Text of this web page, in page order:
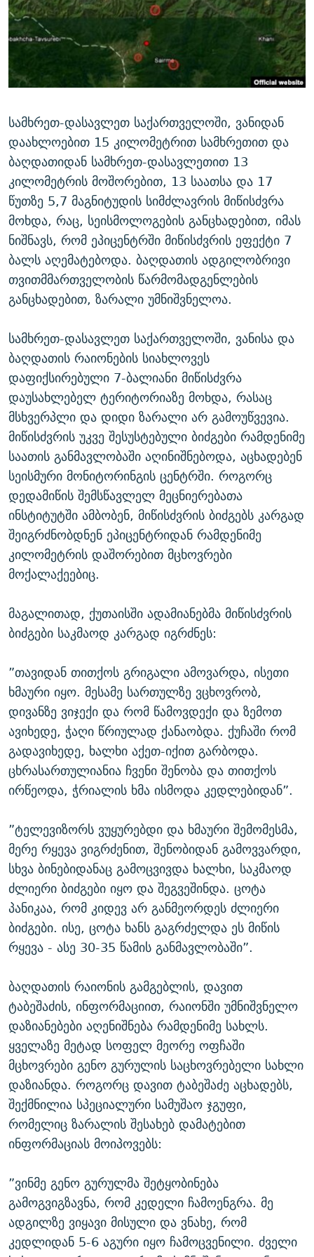
ᲛᲝᲚᲐᲞᲐᲠᲐᲙᲔ ᲢᲔᲥᲡᲢᲔᲑᲘ
ᲨᲘᲜ - ᲣᲪᲮᲝᲔᲗᲨᲘ
ᲚᲘᲢᲔᲠᲐᲢᲣᲠᲣᲚᲘ ᲬᲐᲮᲜᲐᲒᲔᲑᲘ
ᲐᲛᲔᲠᲘᲙᲣᲚᲘ ᲛᲝᲗᲮᲠᲝᲑᲐ
ᲘᲛᲞᲔᲠᲘᲐ ᲓᲐ ᲠᲐᲓᲘᲝ
ᲩᲔᲛᲘ ᲡᲘᲙᲕᲓᲘᲚᲘᲡ ᲛᲘᲖᲔᲖᲘᲐ COVID-19
11 ᲬᲔᲚᲘ - 11 ᲐᲛᲑᲐᲕᲘ
ᲡᲐᲞᲐᲠᲚᲐᲛᲔᲜᲢᲝ ᲐᲠᲩᲔᲕᲜᲔᲑᲘᲡ ᲘᲡᲢᲝᲠᲘᲐ
ᲑᲐᲕᲨᲕᲔᲑᲘ ᲞᲠᲝᲡᲢᲘᲢᲣᲪᲘᲐᲨᲘ - ᲐᲛᲝᲣᲗᲥᲛᲔᲚᲘ ᲐᲛᲑᲐᲕᲘ
5 ᲐᲛᲑᲐᲕᲘ - 20 ᲘᲕᲜᲘᲡᲡ ᲓᲐᲨᲐᲕᲔᲑᲣᲚᲔᲑᲘ
ᲐᲒᲕᲘᲡᲢᲝᲡ ᲝᲛᲘ
ПРИВЕТ ᲙᲣᲚᲢᲣᲠᲐ
ᲒᲐᲛᲝᲘᲬᲔᲠᲔ
სამხრეთ-დასავლეთ საქართველოში, ვანიდან
დაახლოებით 15 კილომეტრით სამხრეთით და
ბაღდათიდან სამხრეთ-დასავლეთით 13
კილომეტრის მოშორებით, 13 საათსა და 17
წუთზე 5,7 მაგნიტუდის სიმძლავრის მიწისძვრა
მოხდა, რაც, სეისმოლოგების განცხადებით, იმას
ნიშნავს, რომ ეპიცენტრში მიწისძვრის ეფექტი 7
ბალს აღემატებოდა. ბაღდათის ადგილობრივი
თვითმმართველობის წარმომადგენლების
განცხადებით, ზარალი უმნიშვნელოა.
სამხრეთ-დასავლეთ საქართველოში, ვანისა და
ბაღდათის რაიონების სიახლოვეს
დაფიქსირებული 7-ბალიანი მიწისძვრა
დაუსახლებელ ტერიტორიაზე მოხდა, რასაც
მსხვერპლი და დიდი ზარალი არ გამოუწვევია.
მიწისძვრის უკვე შესუსტებული ბიძგები რამდენიმე
საათის განმავლობაში აღინიშნებოდა, აცხადებენ
სეისმური მონიტორინგის ცენტრში. როგორც
დედამიწის შემსწავლელ მეცნიერებათა
ინსტიტუტში ამბობენ, მიწისძვრის ბიძგებს კარგად
შეიგრძნობდნენ ეპიცენტრიდან რამდენიმე
კილომეტრის დაშორებით მცხოვრები
მოქალაქეებიც.
მაგალითად, ქუთაისში ადამიანებმა მიწისძვრის
ბიძგები საკმაოდ კარგად იგრძნეს:
”თავიდან თითქოს გრიგალი ამოვარდა, ისეთი
ხმაური იყო. მესამე სართულზე ვცხოვრობ,
დივანზე ვიჯექი და რომ წამოვდექი და ზემოთ
ავიხედე, ჭაღი წრიულად ქანაობდა. ქუჩაში რომ
გადავიხედე, ხალხი აქეთ-იქით გარბოდა.
ცხრასართულიანია ჩვენი შენობა და თითქოს
ირწეოდა, ჭრიალის ხმა ისმოდა კედლებიდან”.
”ტელევიზორს ვუყურებდი და ხმაური შემომესმა,
მერე რყევა ვიგრძენით, შენობიდან გამოვვარდი,
სხვა ბინებიდანაც გამოცვივდა ხალხი, საკმაოდ
ძლიერი ბიძგები იყო და შეგვეშინდა. ცოტა
პანიკაა, რომ კიდევ არ განმეორდეს ძლიერი
ბიძგები. ისე, ცოტა ხანს გაგრძელდა ეს მიწის
რყევა - ასე 30-35 წამის განმავლობაში”.
ბაღდათის რაიონის გამგებლის, დავით
ტაბეშაძის, ინფორმაციით, რაიონში უმნიშვნელო
დაზიანებები აღენიშნება რამდენიმე სახლს.
ყველაზე მეტად სოფელ მეორე ოფჩაში
მცხოვრები გენო გურულის საცხოვრებელი სახლი
დაზიანდა. როგორც დავით ტაბეშაძე აცხადებს,
შექმნილია სპეციალური სამუშაო ჯგუფი,
რომელიც ზარალის შესახებ დამატებით
ინფორმაციას მოიპოვებს:
”ვინმე გენო გურულმა შეტყობინება
გამოგვიგზავნა, რომ კედელი ჩამოენგრა. მე
ადგილზე ვიყავი მისული და ვნახე, რომ
კედლიდან 5-6 აგური იყო ჩამოცვენილი. ძველი